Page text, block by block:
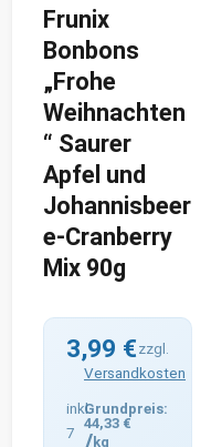
Frunix
Bonbons
„Frohe
Weihnachten
“ Saurer
Apfel und
Johannisbeer
e-Cranberry
Mix 90g
3,99 €
inkl.
7
zzgl.
Versandkosten
44,33 €
kg